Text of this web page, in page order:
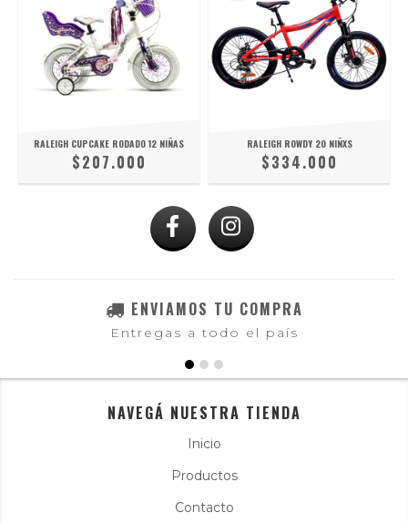
RALEIGH CUPCAKE RODADO 12 NIÑAS
$207.000
RALEIGH ROWDY 20 NIÑXS
$334.000
ENVIAMOS TU COMPRA
Entregas a todo el país
NAVEGÁ NUESTRA TIENDA
Inicio
Productos
Contacto